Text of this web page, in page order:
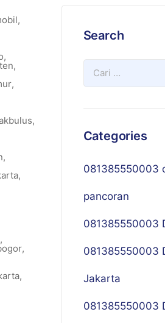
,
,
,
,
,
,
,
,
,
,
Search
Categories
081385550003
pancoran
081385550003
081385550003
Jakarta
081385550003